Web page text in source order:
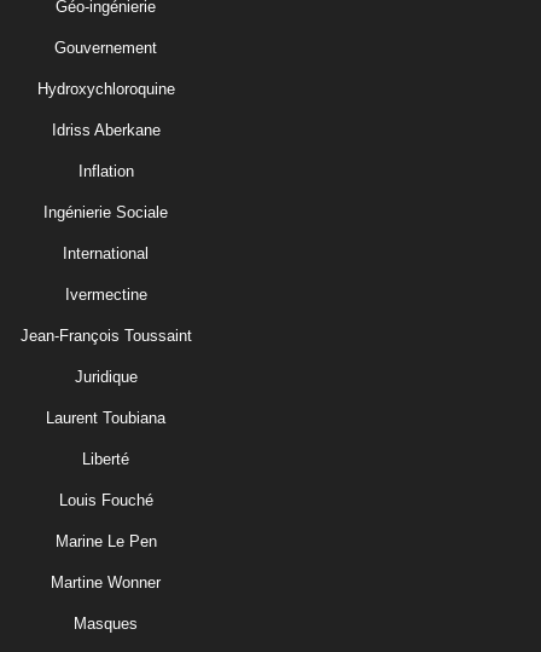
Géo-ingénierie
Gouvernement
Hydroxychloroquine
Idriss Aberkane
Inflation
Ingénierie Sociale
International
Ivermectine
Jean-François Toussaint
Juridique
Laurent Toubiana
Liberté
Louis Fouché
Marine Le Pen
Martine Wonner
Masques